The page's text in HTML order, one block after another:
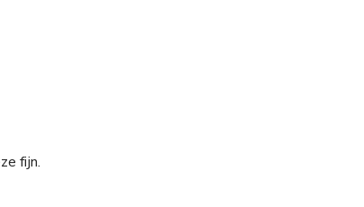
fijn.